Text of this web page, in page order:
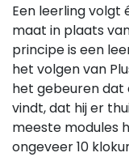
Een leerling volgt
maat in plaats
principe is een
het volgen van
het gebeuren dat
vindt, dat hij er
meeste modules
ongeveer 10